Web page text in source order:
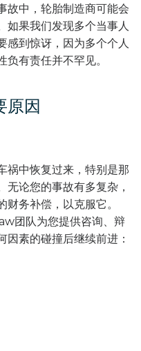
故中，轮胎制造商可能会
如果我们发现多个当事人
感到惊讶，因为多个个人
有责任并不罕见。
原因
祸中恢复过来，特别是那
论您的事故有多复杂，
务补偿，以克服它。
团队为您提供咨询、辩
素的碰撞后继续前进：